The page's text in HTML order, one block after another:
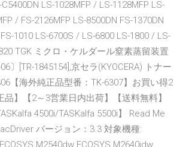
LS-1028MFP / LS-1128MFP LS-
/ FS-2126MFP LS-8500DN FS-1370DN
1010 LS-6700S / LS-6800 LS-1800 / LS-
TGK ミクロ・ケルダール窒素蒸留装置
〕[TR-1845154],京セラ(KYOCERA) トナー
【海外純正品型番：TK-6307】お買い得2
】【2～3営業日内出荷】【送料無料】
4500i/TASKalfa 5500i】 Read Me
バージョン：3.3 対象機種: